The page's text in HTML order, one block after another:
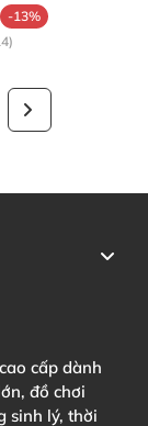
-13%
cấp dành
đồ chơi
sinh lý, thời